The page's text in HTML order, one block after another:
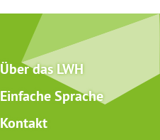
Über das LWH
Einfache Sprache
Kontakt